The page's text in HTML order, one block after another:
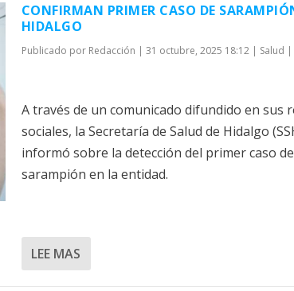
CONFIRMAN PRIMER CASO DE
HIDALGO
Publicado por Redacción | 31 octubre, 2025 18:12| Salud |
A través de un comunicado difundido en sus
sociales, la Secretaría de Salud de Hidalgo
informó sobre la detección del primer caso de
sarampión en la entidad.
LEE MAS